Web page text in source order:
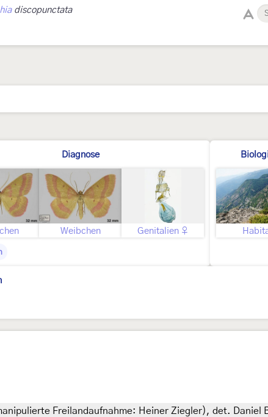
discopunctata
Diagnose
Weibchen Genitalien ♀
Freilandaufnahme: Heiner Ziegler), det. Daniel